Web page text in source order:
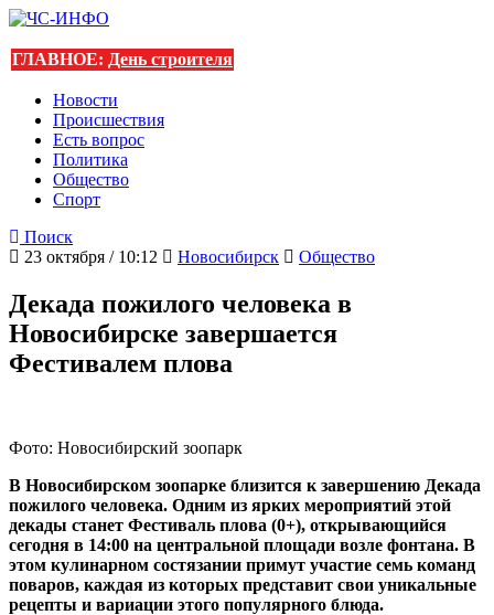
ГЛАВНОЕ: День строителя
Новости
Происшествия
Есть вопрос
Политика
Общество
Спорт
Поиск
23 октября / 10:12
Новосибирск Общество
Декада пожилого человека в
Новосибирске завершается
Фестивалем плова
Фото: Новосибирский зоопарк
В Новосибирском зоопарке близится к завершению Декада
пожилого человека. Одним из ярких мероприятий этой
декады станет Фестиваль плова (0+), открывающийся
сегодня в 14:00 на центральной площади возле фонтана. В
этом кулинарном состязании примут участие семь команд
поваров, каждая из которых представит свои уникальные
рецепты и вариации этого популярного блюда.